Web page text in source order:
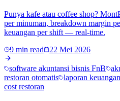
Punya kafe atau coffee shop?
per minuman, breakdown margin
keuangan per shift — real-time.
9 min read
22 Mei 2026
software akuntansi bisnis FnB
restoran otomatis laporan
cost restoran